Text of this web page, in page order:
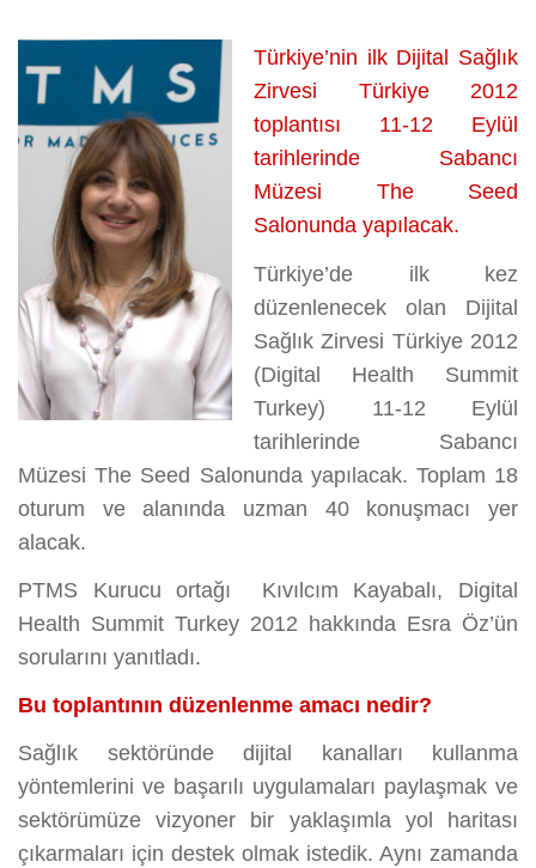
için
Türkiye’nin ilk Dijital Sağlık
Zirvesi Türkiye 2012
toplantısı 11-12 Eylül
tarihlerinde Sabancı
Müzesi The Seed
Salonunda yapılacak.
Türkiye’de ilk kez
düzenlenecek olan Dijital
Sağlık Zirvesi Türkiye 2012
(Digital Health Summit
Turkey) 11-12 Eylül
tarihlerinde Sabancı
Müzesi The Seed Salonunda yapılacak. Toplam 18
oturum ve alanında uzman 40 konuşmacı yer
alacak.
PTMS Kurucu ortağı Kıvılcım Kayabalı, Digital
Health Summit Turkey 2012 hakkında Esra Öz’ün
sorularını yanıtladı.
Bu toplantının düzenlenme amacı nedir?
Sağlık sektöründe dijital kanalları kullanma
yöntemlerini ve başarılı uygulamaları paylaşmak ve
sektörümüze vizyoner bir yaklaşımla yol haritası
çıkarmaları için destek olmak istedik. Aynı zamanda